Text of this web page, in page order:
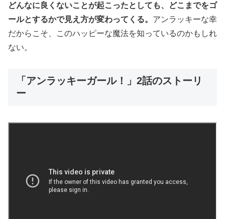
どんなに良くないことが起こったとしても、どこまでをゴ
ールとするかで見え方が変わってくる。 アンラッキーな幸
だからこそ、このハッピーな魔法を知っているのかもしれ
ない。
「アンラッキーガール！」2話のストーリ
ー